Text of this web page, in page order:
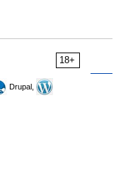
18+
Drupal,